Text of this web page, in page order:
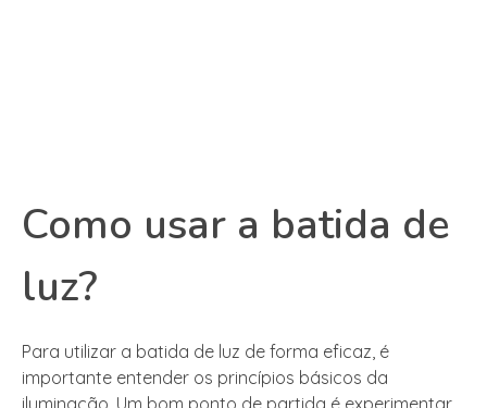
Como usar a batida de
luz?
Para utilizar a batida de luz de forma eficaz, é
importante entender os princípios básicos da